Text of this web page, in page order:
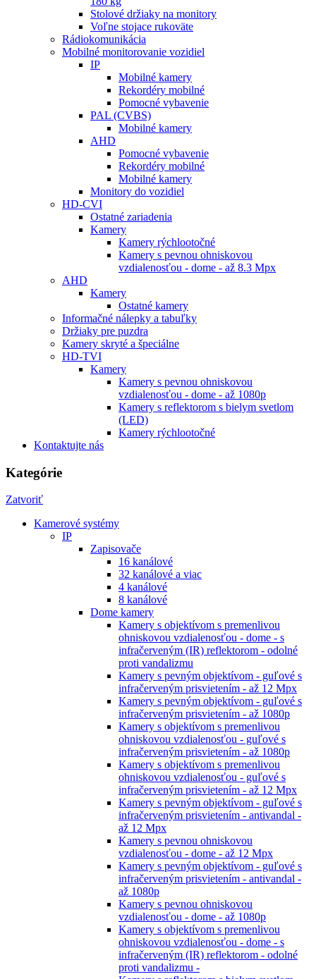
Stolové držiaky na monitory
Voľne stojace rukoväte
Rádiokomunikácia
Mobilné monitorovanie vozidiel
IP
Mobilné kamery
Rekordéry mobilné
Pomocné vybavenie
PAL (CVBS)
Mobilné kamery
AHD
Pomocné vybavenie
Rekordéry mobilné
Mobilné kamery
Monitory do vozidiel
HD-CVI
Ostatné zariadenia
Kamery
Kamery rýchlootočné
Kamery s pevnou ohniskovou
vzdialenosťou - dome - až 8.3 Mpx
AHD
Kamery
Ostatné kamery
Informačné nálepky a tabuľky
Držiaky pre puzdra
Kamery skryté a špeciálne
HD-TVI
Kamery
Kamery s pevnou ohniskovou
vzdialenosťou - dome - až 1080p
Kamery s reflektorom s bielym svetlom
(LED)
Kamery rýchlootočné
Kontaktujte nás
Kategórie
Zatvoriť
Kamerové systémy
IP
Zapisovače
16 kanálové
32 kanálové a viac
4 kanálové
8 kanálové
Dome kamery
Kamery s objektívom s premenlivou
ohniskovou vzdialenosťou - dome - s
infračerveným (IR) reflektorom - odolné
proti vandalizmu
Kamery s pevným objektívom - guľové s
infračerveným prisvietením - až 12 Mpx
Kamery s pevným objektívom - guľové s
infračerveným prisvietením - až 1080p
Kamery s objektívom s premenlivou
ohniskovou vzdialenosťou - guľové s
infračerveným prisvietením - až 1080p
Kamery s objektívom s premenlivou
ohniskovou vzdialenosťou - guľové s
infračerveným prisvietením - až 12 Mpx
Kamery s pevným objektívom - guľové s
infračerveným prisvietením - antivandal -
až 12 Mpx
Kamery s pevnou ohniskovou
vzdialenosťou - dome - až 12 Mpx
Kamery s pevným objektívom - guľové s
infračerveným prisvietením - antivandal -
až 1080p
Kamery s pevnou ohniskovou
vzdialenosťou - dome - až 1080p
Kamery s objektívom s premenlivou
ohniskovou vzdialenosťou - dome - s
infračerveným (IR) reflektorom - odolné
proti vandalizmu -